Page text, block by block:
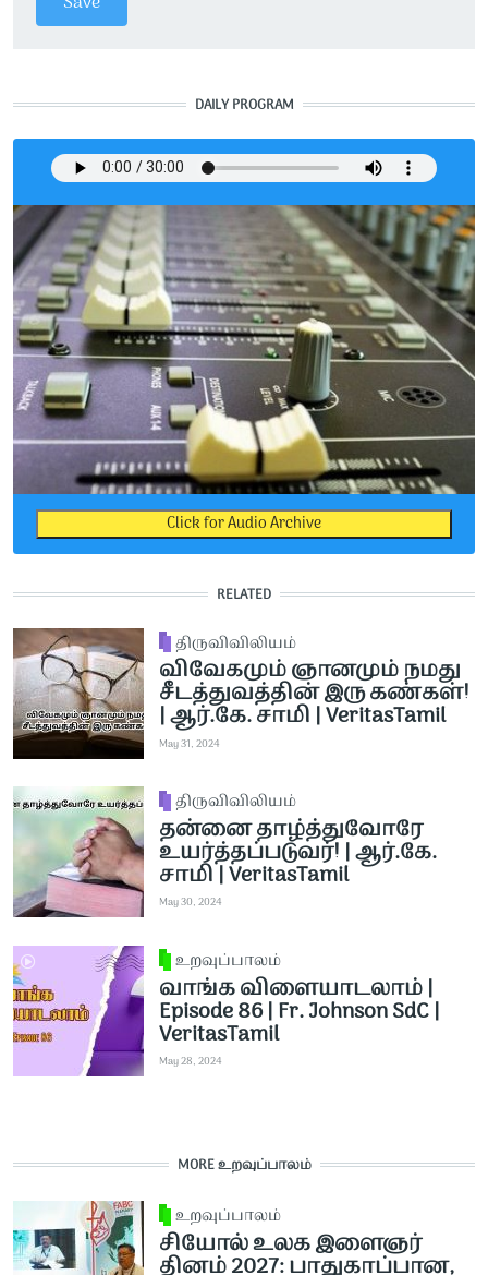
DAILY PROGRAM
Click for Audio Archive
RELATED
திருவிவிலியம்
விவேகமும் ஞானமும் நமது
சீடத்துவத்தின் இரு கண்கள்!
| ஆர்.கே. சாமி | VeritasTamil
May 31, 2024
திருவிவிலியம்
தன்னை தாழ்த்துவோரே
உயர்த்தப்படுவர்! | ஆர்.கே.
சாமி | VeritasTamil
May 30, 2024
உறவுப்பாலம்
வாங்க விளையாடலாம் |
Episode 86 | Fr. Johnson SdC |
VeritasTamil
May 28, 2024
MORE உறவுப்பாலம்
உறவுப்பாலம்
சியோல் உலக இளைஞர்
தினம் 2027: பாதுகாப்பான,